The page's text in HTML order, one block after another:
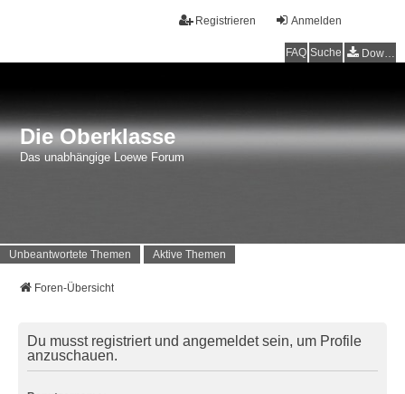
Anmelden
Registrieren
FAQ Suche Downloads
Die Oberklasse
Das unabhängige Loewe Forum
Unbeantwortete Themen Aktive Themen
Foren-Übersicht
Du musst registriert und angemeldet sein, um Profile
anzuschauen.